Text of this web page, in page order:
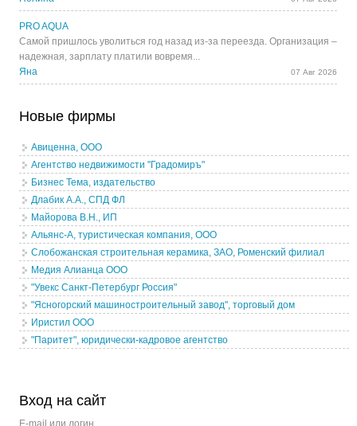
PRO AQUA
Самой пришлось уволиться год назад из-за переезда. Организация –
надежная, зарплату платили вовремя...
Яна
07 Авг 2026
Новые фирмы
Авиценна, ООО
Агентство недвижимости "Градомиръ"
Бизнес Тема, издательство
Длабик А.А., СПД ФЛ
Майорова В.Н., ИП
Альянс-А, туристическая компания, ООО
Слобожанская строительная керамика, ЗАО, Роменский филиал
Медия Алианца ООО
"Увекс Санкт-Петербург Россия"
"Ясногорский машиностроительный завод", торговый дом
Иристил ООО
"Паритет", юридически-кадровое агентство
Вход на сайт